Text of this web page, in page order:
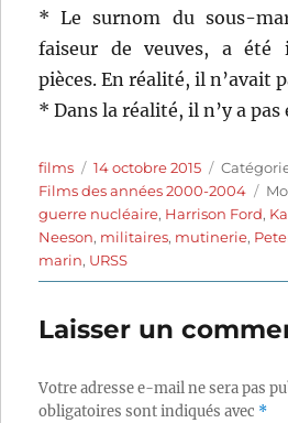
* Le surnom du sous-
faiseur de veuves, a été
pièces. En réalité, il n’avait
* Dans la réalité, il n’y a
Auteur
films
Publié
le
14 octobre 2015
Films des années 2000-2004
guerre nucléaire, Harrison Ford,
Neeson, militaires, mutinerie,
marin, URSS
Laisser un
Votre adresse e-mail ne sera pas
obligatoires sont indiqués avec *